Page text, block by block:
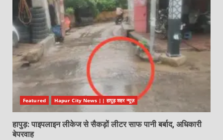
Featured Hapur City News || हापुड़ शहर न्यूज़
हापुड़: पाइपलाइन लीकेज से सैकड़ों लीटर साफ पानी बर्बाद, अधिकारी
बेपरवाह